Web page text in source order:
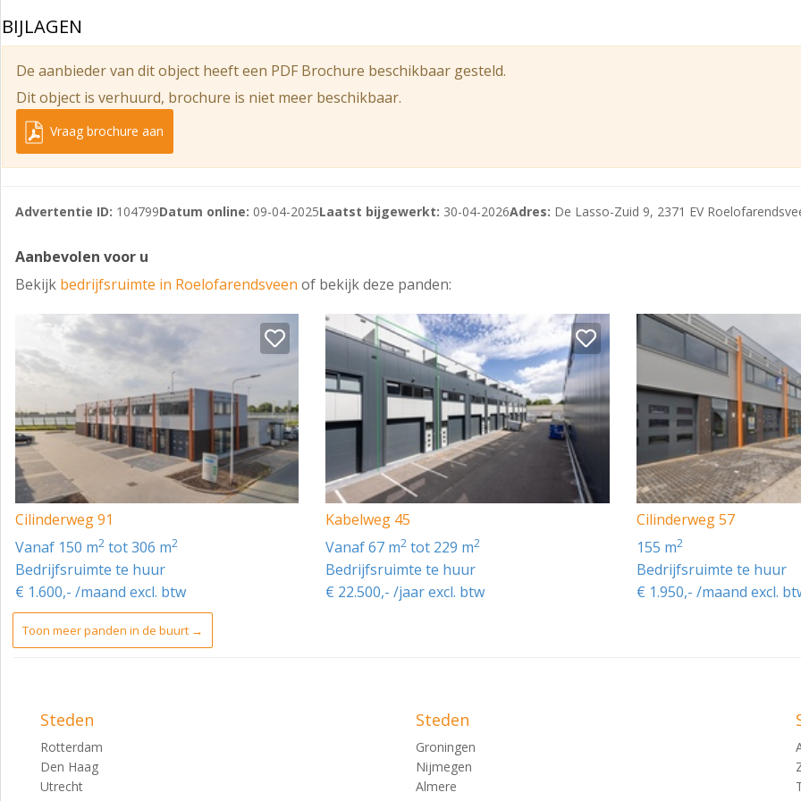
- Lichtstraten
- Serverruimte
- Stucwerkwanden
- Systeemplafond met LED verlichting
- Toiletruimte
- Wandradiatoren
Opleveringsniveau bedrijfsruimte
- Betonvloer
- Brandpreventiemiddelen
- Heater
- Krachtstroom
- LED lichtstraten
- Overheaddeur
- Oplaadpunt elektrische auto
- Zonnepanelen, 73 stuks
Kadastrale gegevens
Gemeente: Alkemade
Sectie: B
Percelen: 4953 & 4954
Vraagprijs: Op aanvraag.
Zekerheidstelling: Waarborgsom of bankgarantie van 10% van de koopsom. De koper dient deze 2 weken ná het
ontbindende voorwaarden bij de desbetreffende notaris te deponeren.
- Alarminstallatie
- Collectieve camerabeveiliging
- Glasvezel aanwezig
- Giet- en pvc vloer
- Hardhouten kozijnen met dubbele beglazing
- Keuken incl. vriezer, vaatwasser, koelkasten, magnetron, Quooker, wasmachine en droger.
- Lichtstraten
- Serverruimte
- Stucwerkwanden
- Systeemplafond met LED verlichting
- Toiletruimte
- Vloerverwarming
- Wandradiatoren
Opleveringsniveau bedrijfsruimte
- Betonvloer
- Brandpreventiemiddelen
- Krachtstroom
- Oplaadpunt elektrische auto
- Zonnepanelen, 73 stuks
Kadastrale gegevens
BIJLAGEN
De aanbieder van dit object heeft een PDF Brochure beschikbaar gesteld.
Dit object is verhuurd, brochure is niet meer beschikbaar.
Vraag brochure aan
Advertentie ID: 104799Datum online: 09-04-2025Laatst bijgewerkt: 30-04-2026Adres: De Lasso-Zuid 9, 2371 EV
Aanbevolen voor u
Bekijk bedrijfsruimte in Roelofarendsveen of bekijk deze panden:
Cilinderweg 91
vanaf 150 m2 tot 306 m2
Bedrijfsruimte te huur
€ 1.600,- /maand excl. btw
Kabelweg 45
vanaf 67 m2 tot 229 m2
Bedrijfsruimte te huur
€ 22.500,- /jaar excl. btw
Cilinderweg 57
155 m2
Bedrijfsruimte te huur
€ 1.950,- /maand excl.
Toon meer panden in de buurt →
Steden
Rotterdam
Den Haag
Utrecht
Steden
Groningen
Nijmegen
Almere